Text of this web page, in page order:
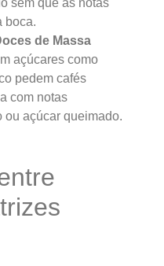
sem que as notas
boca.
de Massa
açúcares como
pedem cafés
com notas
ou açúcar queimado.